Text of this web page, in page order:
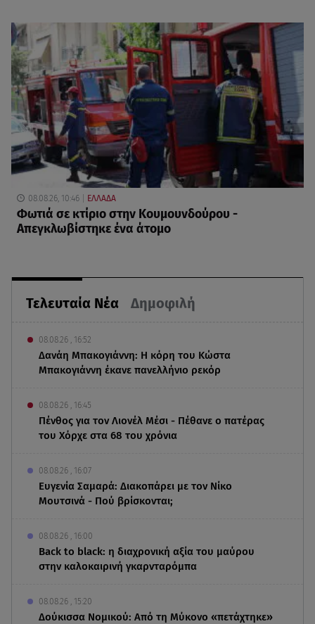
Τελευταία Νέα Δημοφιλή
08.08.26 , 16:52
Δανάη Μπακογιάννη: Η κόρη του Κώστα
Μπακογιάννη έκανε πανελλήνιο ρεκόρ
08.08.26 , 16:45
Πένθος για τον Λιονέλ Μέσι - Πέθανε ο πατέρας
του Χόρχε στα 68 του χρόνια
08.08.26 , 16:07
Ευγενία Σαμαρά: Διακοπάρει με τον Νίκο
Μουτσινά - Πού βρίσκονται;
08.08.26 , 16:00
Back to black: η διαχρονική αξία του μαύρου
στην καλοκαιρινή γκαρνταρόμπα
08.08.26 , 15:20
Δούκισσα Νομικού: Από τη Μύκονο «πετάχτηκε»
08.08.26, 10:46 ΕΛΛΑΔΑ
Φωτιά σε κτίριο στην Κουμουνδούρου -
Απεγκλωβίστηκε ένα άτομο